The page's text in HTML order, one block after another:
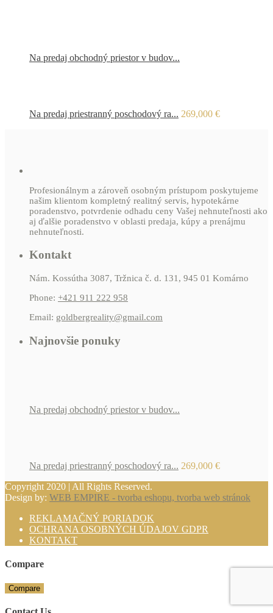
Na predaj obchodný priestor v budov...
Na predaj priestranný poschodový ra... 269,000 €
Profesionálnym a zároveň osobným prístupom poskytujeme
našim klientom kompletný realitný servis, hypotekárne
poradenstvo, potvrdenie odhadu ceny Vašej nehnuteľnosti ako
aj ďalšie poradenstvo v oblasti predaja, kúpy a prenájmu
nehnuteľnosti.
Kontakt
Nám. Kossútha 3087, Tržnica č. d. 131, 945 01 Komárno
Phone: +421 911 222 958
Email: goldbergreality@gmail.com
Najnovšie ponuky
Na predaj obchodný priestor v budov...
Na predaj priestranný poschodový ra... 269,000 €
Copyright 2020 | All Rights Reserved.
Design by: WEB EMPIRE - tvorba eshopu, tvorba web stránok
REKLAMAČNÝ PORIADOK
OCHRANA OSOBNÝCH ÚDAJOV GDPR
KONTAKT
Compare
Compare